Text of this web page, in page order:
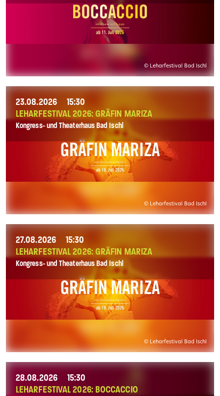
© Leharfestival Bad Ischl
23.08.2026
15:30
LEHARFESTIVAL 2026: GRÄFIN MARIZA
Kongress- und Theaterhaus Bad Ischl
© Leharfestival Bad Ischl
27.08.2026
15:30
LEHARFESTIVAL 2026: GRÄFIN MARIZA
Kongress- und Theaterhaus Bad Ischl
© Leharfestival Bad Ischl
28.08.2026
15:30
LEHARFESTIVAL 2026: BOCCACCIO